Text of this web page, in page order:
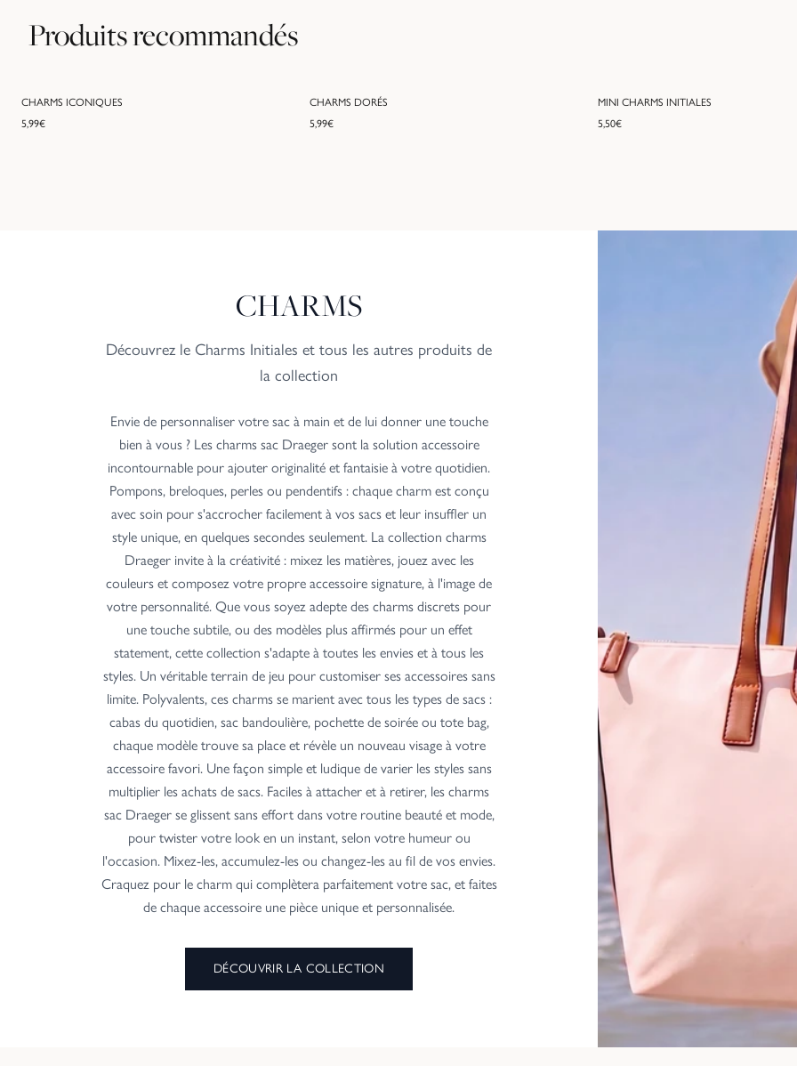
Produits recommandés
CHARMS ICONIQUES
5,99€
CHARMS DORÉS
5,99€
MINI CHARMS INITIALES
5,50€
CHARMS
Découvrez le Charms Initiales et tous les autres produits de
la collection
Envie de personnaliser votre sac à main et de lui donner une touche
bien à vous ? Les charms sac Draeger sont la solution accessoire
incontournable pour ajouter originalité et fantaisie à votre quotidien.
Pompons, breloques, perles ou pendentifs : chaque charm est conçu
avec soin pour s'accrocher facilement à vos sacs et leur insuffler un
style unique, en quelques secondes seulement. La collection charms
Draeger invite à la créativité : mixez les matières, jouez avec les
couleurs et composez votre propre accessoire signature, à l'image de
votre personnalité. Que vous soyez adepte des charms discrets pour
une touche subtile, ou des modèles plus affirmés pour un effet
statement, cette collection s'adapte à toutes les envies et à tous les
styles. Un véritable terrain de jeu pour customiser ses accessoires sans
limite. Polyvalents, ces charms se marient avec tous les types de sacs :
cabas du quotidien, sac bandoulière, pochette de soirée ou tote bag,
chaque modèle trouve sa place et révèle un nouveau visage à votre
accessoire favori. Une façon simple et ludique de varier les styles sans
multiplier les achats de sacs. Faciles à attacher et à retirer, les charms
sac Draeger se glissent sans effort dans votre routine beauté et mode,
pour twister votre look en un instant, selon votre humeur ou
l'occasion. Mixez-les, accumulez-les ou changez-les au fil de vos envies.
Craquez pour le charm qui complètera parfaitement votre sac, et faites
de chaque accessoire une pièce unique et personnalisée.
DÉCOUVRIR LA COLLECTION